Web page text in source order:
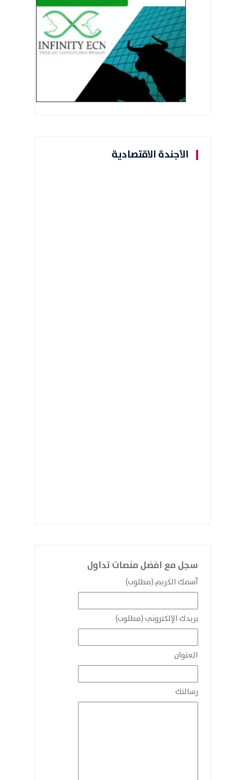
الأجندة الاقتصادية
سجل مع افضل منصات تداول
أسمك الكريم (مطلوب)
بريدك الإلكتروني (مطلوب)
العنوان
رسالتك